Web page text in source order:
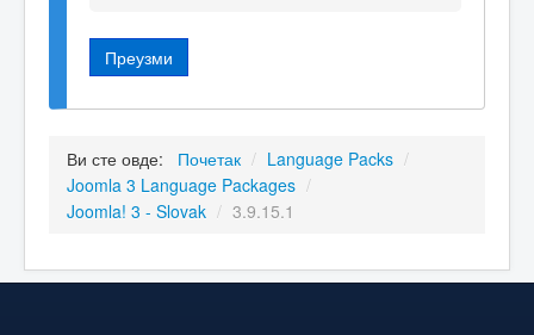
Преузми
Ви сте овде: Почетак / Language Packs /
Joomla 3 Language Packages /
Joomla! 3 - Slovak / 3.9.15.1